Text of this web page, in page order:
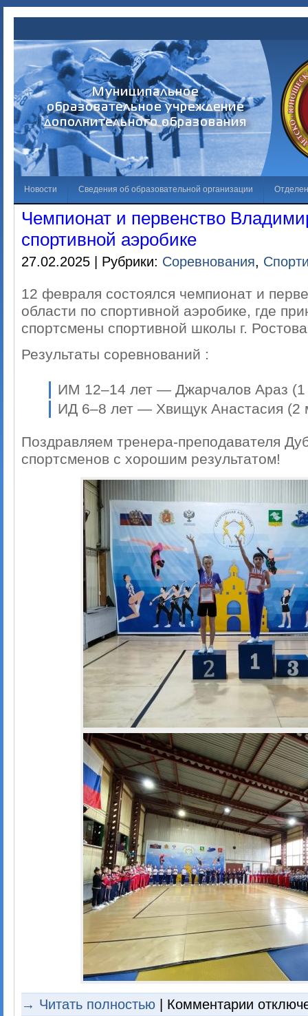
Новости Сведения об образовательной организации
Обращения граждан Решаем вместе Галерея
Лучший спортсмен Противодействие коррупции
Чемпионат и первенство
спортивной аэробике
27.02.2025 | Рубрики: Соревнования,
12 февраля состоялся чемпионат и
области по спортивной аэробике, где
спортсмены спортивной школы г.
Результаты соревнований :
ИМ 12–14 лет — Джарчалов Араз (1
ИД 6–8 лет — Хвищук Анастасия (2
Поздравляем тренера-преподавателя
спортсменов с хорошим результатом!
→ Читать полностью Комментарии записи